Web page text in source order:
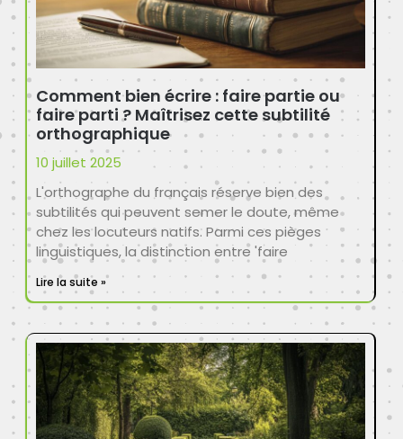
Comment bien écrire : faire partie ou
faire parti ? Maîtrisez cette subtilité
orthographique
10 juillet 2025
L'orthographe du français réserve bien des
subtilités qui peuvent semer le doute, même
chez les locuteurs natifs. Parmi ces pièges
linguistiques, la distinction entre 'faire
Lire la suite »